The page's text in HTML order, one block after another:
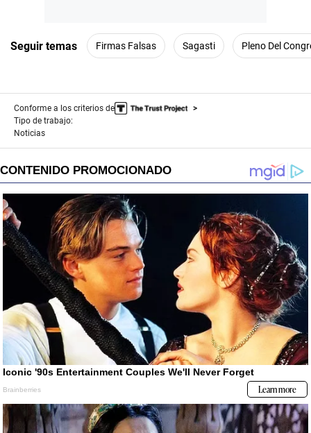
Seguir temas Firmas Falsas Sagasti Pleno Del
Conforme a los criterios de
Tipo de trabajo:
Noticias